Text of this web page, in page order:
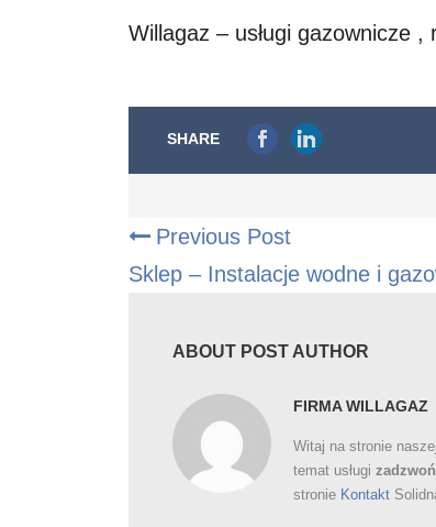
Willagaz – usługi gazownicze
SHARE
Previous Post
Sklep – Instalacje wodne i
ABOUT POST AUTHOR
FIRMA WILLAGAZ
Witaj na stronie
temat usługi
stronie Kontakt